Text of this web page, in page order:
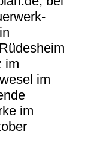
im
im
im